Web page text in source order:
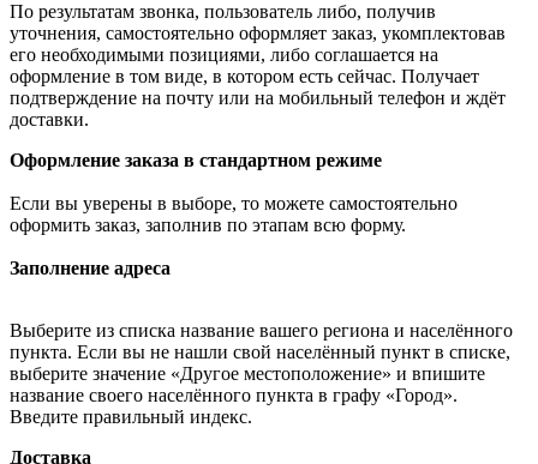
По результатам звонка, пользователь либо, получив
уточнения, самостоятельно оформляет заказ, укомплектовав
его необходимыми позициями, либо соглашается на
оформление в том виде, в котором есть сейчас. Получает
подтверждение на почту или на мобильный телефон и ждёт
доставки.
Оформление заказа в стандартном режиме
Если вы уверены в выборе, то можете самостоятельно
оформить заказ, заполнив по этапам всю форму.
Заполнение адреса
Выберите из списка название вашего региона и населённого
пункта. Если вы не нашли свой населённый пункт в списке,
выберите значение «Другое местоположение» и впишите
название своего населённого пункта в графу «Город».
Введите правильный индекс.
Доставка